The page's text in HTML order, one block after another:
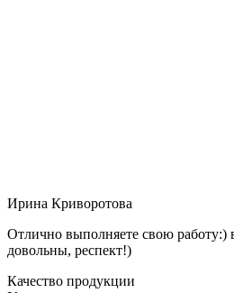
Ирина Криворотова
Отлично выполняете свою работу:)
довольны, респект!)
Качество продукции